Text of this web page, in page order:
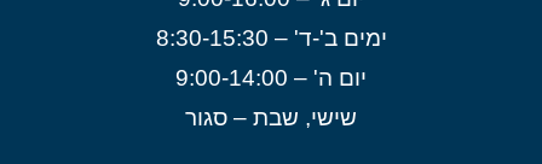
ימים ב'-ד' – 8:30-15:30
יום ה' – 9:00-14:00
שישי, שבת – סגור